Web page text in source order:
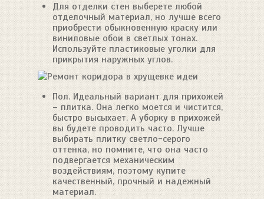
Для отделки стен выберете любой
отделочный материал, но лучше всего
приобрести обыкновенную краску или
виниловые обои в светлых тонах.
Используйте пластиковые уголки для
прикрытия наружных углов.
Пол. Идеальный вариант для прихожей
– плитка. Она легко моется и чистится,
быстро высыхает. А уборку в прихожей
вы будете проводить часто. Лучше
выбирать плитку светло-серого
оттенка, но помните, что она часто
подвергается механическим
воздействиям, поэтому купите
качественный, прочный и надежный
материал.